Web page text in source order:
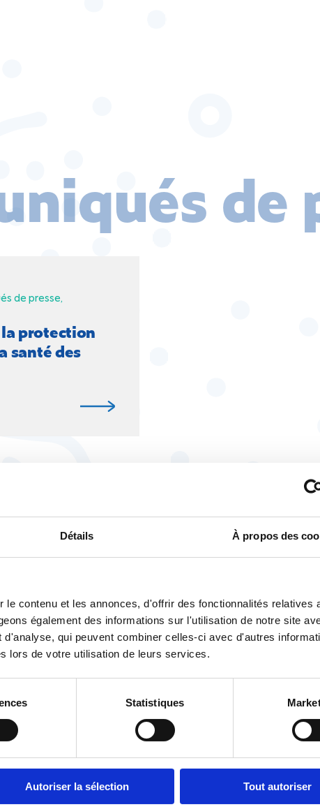
Détails À propos des
le contenu et les annonces, d'offrir des fonctionnalités relatives
également des informations sur l'utilisation de notre site
qui peuvent combiner celles-ci avec d'autres
lors de votre utilisation de leurs services.
Statistiques
Autoriser la sélection Tout autoriser
de
de presse
la protection
santé des
clairs !
l’essentiel
J’accepte de recevoir les
Désinscription en 1 clic
Le projet CFTC
Quelques chiffres
Transition